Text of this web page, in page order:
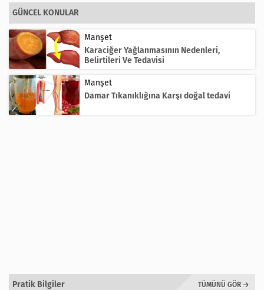
GÜNCEL KONULAR
Manşet
Karaciğer Yağlanmasının Nedenleri,
Belirtileri Ve Tedavisi
Manşet
Damar Tıkanıklığına Karşı doğal tedavi
Pratik Bilgiler TÜMÜNÜ GÖR →